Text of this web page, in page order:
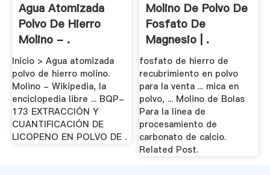
Agua Atomizada
Polvo De Hierro
Molino - .
Inicio > Agua atomizada
polvo de hierro molino.
Molino - Wikipedia, la
enciclopedia libre ... BQP-
173 EXTRACCIÓN Y
CUANTIFICACIÓN DE
LICOPENO EN POLVO DE .
Molino De Polvo De
Fosfato De
Magnesio | .
fosfato de hierro de
recubrimiento en polvo
para la venta ... mica en
polvo, ... Molino de Bolas
Para la linea de
procesamiento de
carbonato de calcio.
Related Post.